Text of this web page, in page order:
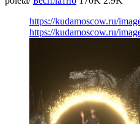
https://kudamoscow.ru/
https://kudamoscow.ru/